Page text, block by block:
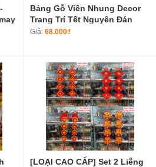
Bảng Gỗ Viền Nhung Decor
Trang Trí Tết Nguyên Đán
Tranh Gỗ Nổi Chủ Đề Tết Cổ
Giá: 68.000₫
[LOẠI CAO CẤP] Set 2 Liễng